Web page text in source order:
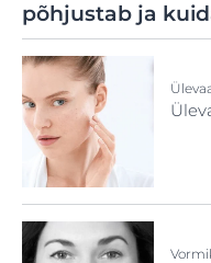
põhjustab ja